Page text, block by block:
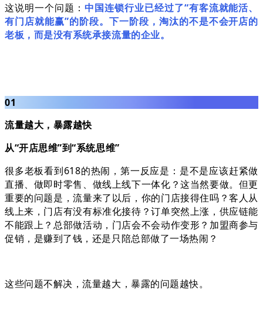
这说明一个问题： 中国连锁行业已经过了“有客流就能活、
有门店就能赢”的阶段。下一阶段，淘汰的不是不会开店的
老板，而是没有系统承接流量的企业。
01
流量越大，暴露越快
从“开店思维”到“系统思维”
很多老板看到618的热闹，第一反应是：是不是应该赶紧做
直播、做即时零售、做线上线下一体化？这当然要做。但更
重要的问题是，流量来了以后，你的门店接得住吗？客人从
线上来，门店有没有标准化接待？订单突然上涨，供应链能
不能跟上？总部做活动，门店会不会动作变形？加盟商参与
促销，是赚到了钱，还是只陪总部做了一场热闹？
这些问题不解决，流量越大，暴露的问题越快。